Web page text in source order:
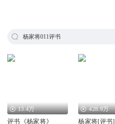
杨家将011评书
13.4万
评书《杨家将》
428.9万
杨家将[评书]